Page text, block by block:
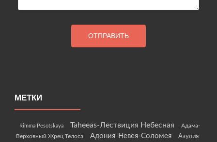
МЕТКИ
Rimma Pesotskaya Taheeas-Лествиция Небесная
Адама-
Верховный Жрец Телоса
Адония-Невея-Соломея
Азулия-